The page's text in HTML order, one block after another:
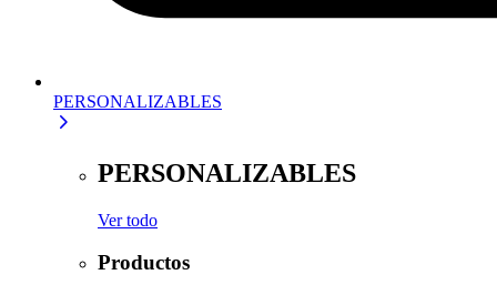
PERSONALIZABLES
PERSONALIZABLES
Ver todo
Productos